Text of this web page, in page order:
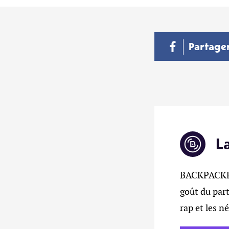
goût du
rap et les